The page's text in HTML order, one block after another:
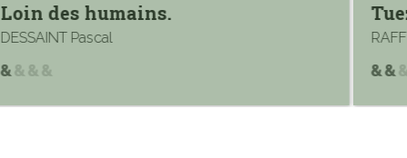
Loin des humains.
DESSAINT Pascal